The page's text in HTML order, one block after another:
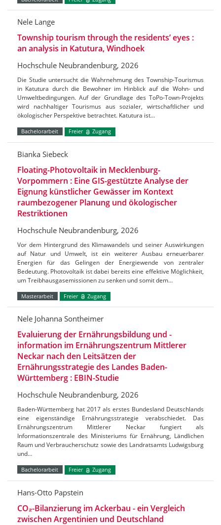
Nele Lange
Township tourism through the residents’ eyes :
an analysis in Katutura, Windhoek
Hochschule Neubrandenburg, 2026
Die Studie untersucht die Wahrnehmung des Township-Tourismus
in Katutura durch die Bewohner im Hinblick auf die Wohn- und
Umweltbedingungen. Auf der Grundlage des ToPo-Town-Projekts
wird nachhaltiger Tourismus aus sozialer, wirtschaftlicher und
ökologischer Perspektive betrachtet. Katutura ist…
Bachelorarbeit Freier Zugang
Bianka Siebeck
Floating-Photovoltaik in Mecklenburg-
Vorpommern : Eine GIS-gestützte Analyse der
Eignung künstlicher Gewässer im Kontext
raumbezogener Planung und ökologischer
Restriktionen
Hochschule Neubrandenburg, 2026
Vor dem Hintergrund des Klimawandels und seiner Auswirkungen
auf Natur und Umwelt, ist ein weiterer Ausbau erneuerbarer
Energien für das Gelingen der Energiewende von zentraler
Bedeutung. Photovoltaik ist dabei bereits eine effektive Möglichkeit,
um Treibhausgasemissionen zu senken und somit dem…
Masterarbeit Freier Zugang
Nele Johanna Sontheimer
Evaluierung der Ernährungsbildung und -
information im Ernährungszentrum Mittlerer
Neckar nach den Leitsätzen der
Ernährungsstrategie des Landes Baden-
Württemberg : EBIN-Studie
Hochschule Neubrandenburg, 2026
Baden-Württemberg hat 2017 als erstes Bundesland Deutschlands
eine eigenständige Ernährungsstrategie verabschiedet. Das
Ernährungszentrum Mittlerer Neckar fungiert als
Informationszentrale des Ministeriums für Ernährung, Ländlichen
Raum und Verbraucherschutz sowie des Landratsamts Ludwigsburg
und…
Bachelorarbeit Freier Zugang
Hans-Otto Papstein
CO₂-Bilanzierung im Ackerbau - ein Vergleich
zwischen Argentinien und Deutschland